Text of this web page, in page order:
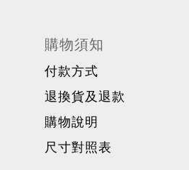
購物須知
付款方式
退換貨及退款
購物說明
尺寸對照表